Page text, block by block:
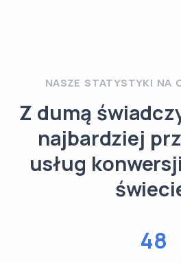
NASZE STATYSTYKI NA
Z dumą
najbardziej
usług
48